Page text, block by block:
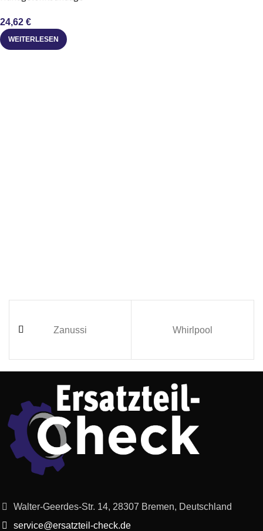
24,62 €
WEITERLESEN
Zanussi Whirlpool
Walter-Geerdes-Str. 14, 28307 Bremen, Deutschland
service@ersatzteil-check.de